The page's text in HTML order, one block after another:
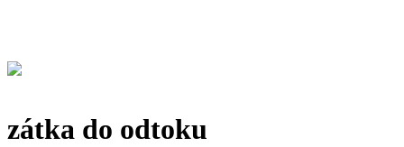
zátka do odtoku